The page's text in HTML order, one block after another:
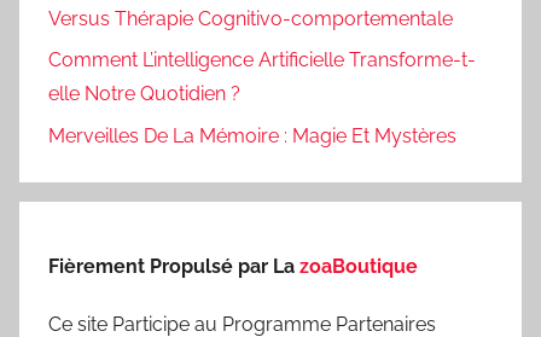
Versus Thérapie Cognitivo-comportementale
Comment L’intelligence Artificielle Transforme-t-
elle Notre Quotidien ?
Merveilles De La Mémoire : Magie Et Mystères
Fièrement Propulsé par La zoaBoutique
Ce site Participe au Programme Partenaires